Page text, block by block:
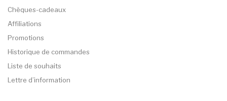
Chèques-cadeaux
Affiliations
Promotions
Historique de commandes
Liste de souhaits
Lettre d’information